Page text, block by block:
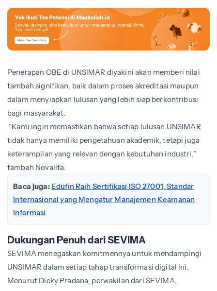
Penerapan OBE di UNSIMAR diyakini akan memberi nilai
tambah signifikan, baik dalam proses akreditasi maupun
dalam menyiapkan lulusan yang lebih siap berkontribusi
bagi masyarakat.
“Kami ingin memastikan bahwa setiap lulusan UNSIMAR
tidak hanya memiliki pengetahuan akademik, tetapi juga
keterampilan yang relevan dengan kebutuhan industri,”
tambah Novalita.
Baca juga: Edufin Raih Sertifikasi ISO 27001, Standar
Internasional yang Mengatur Manajemen Keamanan
Informasi
Dukungan Penuh dari SEVIMA
SEVIMA menegaskan komitmennya untuk mendampingi
UNSIMAR dalam setiap tahap transformasi digital ini.
Menurut Dicky Pradana, perwakilan dari SEVIMA,